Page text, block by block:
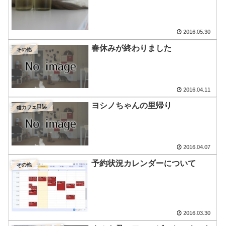
2016.05.30
その他 春休みが終わりました
2016.04.11
猫カフェ日誌 ヨシノちゃんの里帰り
2016.04.07
その他 予約状況カレンダーについて
2016.03.30